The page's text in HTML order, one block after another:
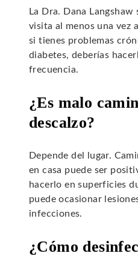
La Dra. Dana Langshaw
visita al menos una vez
si tienes problemas
diabetes, deberías
frecuencia.
¿Es malo
descalzo?
Depende del lugar.
en casa puede ser
hacerlo en superficies
puede ocasionar
infecciones.
¿Cómo